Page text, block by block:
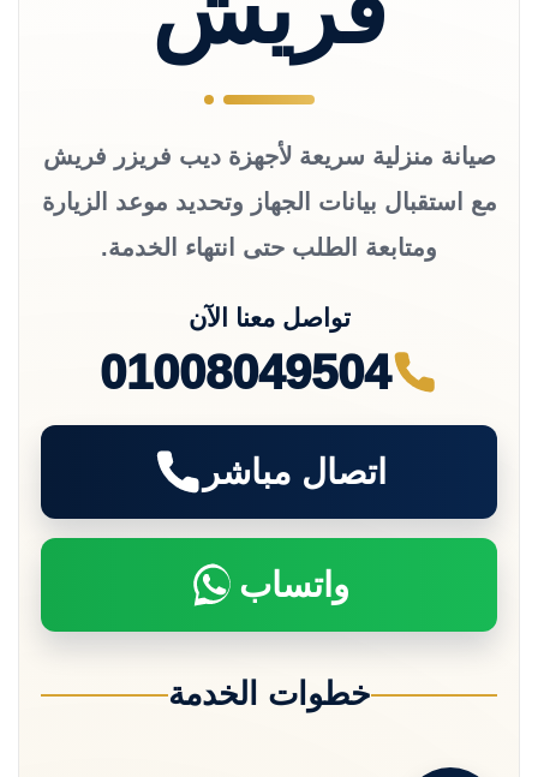
صيانة منزلية سريعة لأجهزة ديب فريزر فريش
مع استقبال بيانات الجهاز وتحديد موعد الزيارة
ومتابعة الطلب حتى انتهاء الخدمة.
تواصل معنا الآن
01008049504
اتصال مباشر
واتساب
خطوات الخدمة